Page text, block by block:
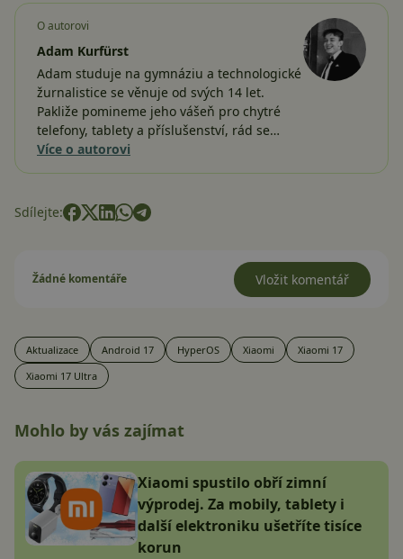
O autorovi
Adam Kurfürst
Adam studuje na gymnáziu a technologické
žurnalistice se věnuje od svých 14 let.
Pakliže pomineme jeho vášeň pro chytré
telefony, tablety a příslušenství, rád se…
Více o autorovi
Sdílejte:
Žádné komentáře Vložit komentář
Aktualizace Android 17 HyperOS Xiaomi
Xiaomi 17
Xiaomi 17 Ultra
Mohlo by vás zajímat
Xiaomi spustilo obří zimní
výprodej. Za mobily, tablety i
další elektroniku ušetříte tisíce
korun